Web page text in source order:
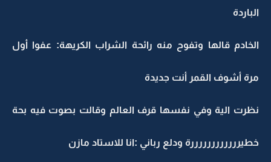
الباردة
الخادم قالها وتفوح منه رائحة الشراب الكريهة: عفوا أول
مرة أشوف القمر أنت جديدة
نظرت الية وفي نفسها قرف العالم وقالت بصوت فيه بحة
خطيررررررررررررة ودلع رباني :انا للاستاد مازن